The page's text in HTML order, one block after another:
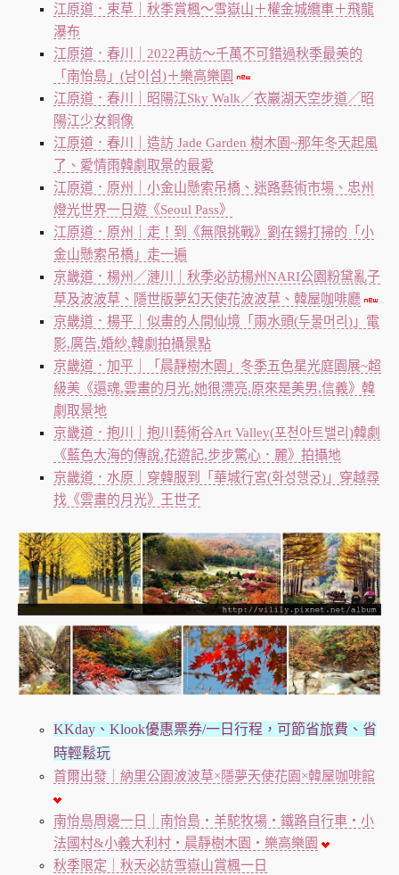
江原道．束草｜秋季賞楓～雪嶽山＋權金城纜車＋飛龍
瀑布
江原道．春川｜2022再訪～千萬不可錯過秋季最美的
「南怡島」(남이섬)＋樂高樂園
江原道．春川｜昭陽江Sky Walk／衣巖湖天空步道／昭
陽江少女銅像
江原道．春川｜造訪 Jade Garden 樹木園~那年冬天起風
了、愛情雨韓劇取景的最愛
江原道．原州｜小金山懸索吊橋、迷路藝術市場、忠州
燈光世界一日遊《Seoul Pass》
江原道．原州｜走！到《無限挑戰》劉在錫打掃的「小
金山懸索吊橋」走一遍
京畿道．楊州／漣川｜秋季必訪楊州NARI公園粉黛亂子
草及波波草、隱世版夢幻天使花波波草、韓屋咖啡廳
京畿道．楊平｜似畫的人間仙境「兩水頭(두물머리)」電
影,廣告,婚紗,韓劇拍攝景點
京畿道．加平｜「晨靜樹木園」冬季五色星光庭園展~超
級美《還魂,雲畫的月光,她很漂亮,原來是美男,信義》韓
劇取景地
京畿道．抱川｜抱川藝術谷Art Valley(포천아트밸리)韓劇
《藍色大海的傳說,花遊記,步步驚心．麗》拍攝地
京畿道．水原｜穿韓服到「華城行宮(화성행궁)」穿越尋
找《雲畫的月光》王世子
KKday、Klook優惠票券/一日行程，可節省旅費、省
時輕鬆玩
首爾出發｜納里公園波波草×隱夢天使花園×韓屋咖啡館
南怡島周邊一日｜南怡島・羊駝牧場・鐵路自行車・小
法國村&小義大利村・晨靜樹木園・樂高樂園
秋季限定｜秋天必訪雪嶽山賞楓一日